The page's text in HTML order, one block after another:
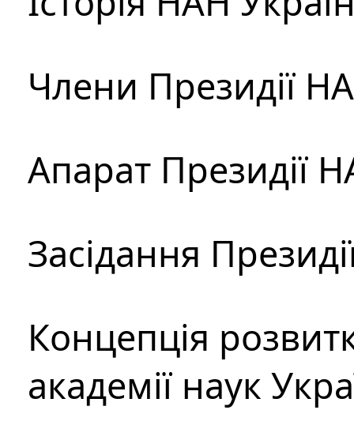
Члени Президії
Апарат Президії
Засідання
Концепція
академії наук